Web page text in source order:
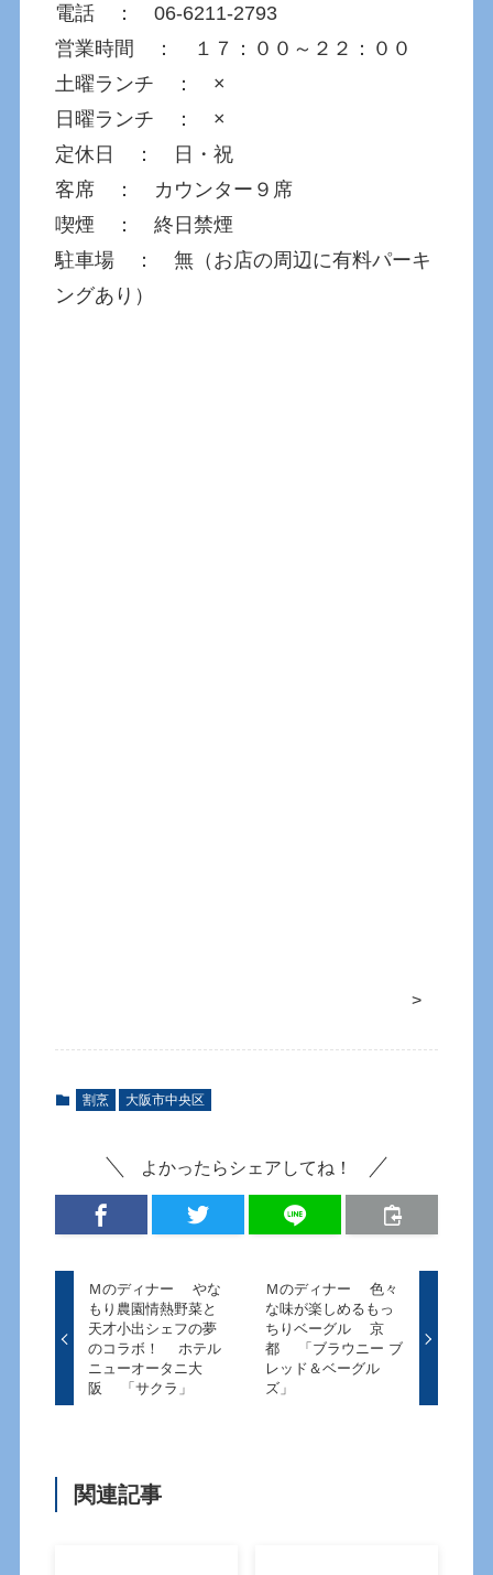
電話 ： 06-6211-2793
営業時間 ： １７：００～２２：００
土曜ランチ ： ×
日曜ランチ ： ×
定休日 ： 日・祝
客席 ： カウンター９席
喫煙 ： 終日禁煙
駐車場 ： 無（お店の周辺に有料パーキ
ングあり）
>
割烹 大阪市中央区
よかったらシェアしてね！
Ｍのディナー やな
もり農園情熱野菜と
天才小出シェフの夢
のコラボ！ ホテル
ニューオータニ大
阪 「サクラ」
Ｍのディナー 色々
な味が楽しめるもっ
ちりベーグル 京
都 「ブラウニー ブ
レッド＆ベーグル
ズ」
関連記事